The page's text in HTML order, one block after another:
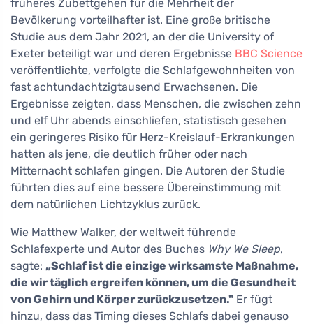
früheres Zubettgehen für die Mehrheit der
Bevölkerung vorteilhafter ist. Eine große britische
Studie aus dem Jahr 2021, an der die University of
Exeter beteiligt war und deren Ergebnisse BBC Science
veröffentlichte, verfolgte die Schlafgewohnheiten von
fast achtundachtzigtausend Erwachsenen. Die
Ergebnisse zeigten, dass Menschen, die zwischen zehn
und elf Uhr abends einschliefen, statistisch gesehen
ein geringeres Risiko für Herz-Kreislauf-Erkrankungen
hatten als jene, die deutlich früher oder nach
Mitternacht schlafen gingen. Die Autoren der Studie
führten dies auf eine bessere Übereinstimmung mit
dem natürlichen Lichtzyklus zurück.
Wie Matthew Walker, der weltweit führende
Schlafexperte und Autor des Buches Why We Sleep,
sagte: „Schlaf ist die einzige wirksamste Maßnahme,
die wir täglich ergreifen können, um die Gesundheit
von Gehirn und Körper zurückzusetzen." Er fügt
hinzu, dass das Timing dieses Schlafs dabei genauso